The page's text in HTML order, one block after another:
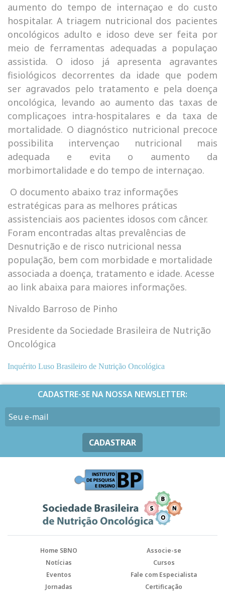
aumento do tempo de internaçao e do custo
hospitalar. A triagem nutricional dos pacientes
oncológicos adulto e idoso deve ser feita por
meio de ferramentas adequadas a populaçao
assistida. O idoso já apresenta agravantes
fisiológicos decorrentes da idade que podem
ser agravados pelo tratamento e pela doença
oncológica, levando ao aumento das taxas de
complicaçoes intra-hospitalares e da taxa de
mortalidade. O diagnóstico nutricional precoce
possibilita intervençao nutricional mais
adequada e evita o aumento da
morbimortalidade e do tempo de internaçao.
O documento abaixo traz informações
estratégicas para as melhores práticas
assistenciais aos pacientes idosos com câncer.
Foram encontradas altas prevalências de
Desnutrição e de risco nutricional nessa
população, bem com morbidade e mortalidade
associada a doença, tratamento e idade. Acesse
ao link abaixa para maiores informações.
Nivaldo Barroso de Pinho
Presidente da Sociedade Brasileira de Nutrição
Oncológica
Inquérito Luso Brasileiro de Nutrição Oncológica
CADASTRE-SE NA NOSSA NEWSLETTER:
CADASTRAR
Home SBNO
Associe-se
Notícias
Cursos
Eventos
Fale com Especialista
Jornadas
Certificação